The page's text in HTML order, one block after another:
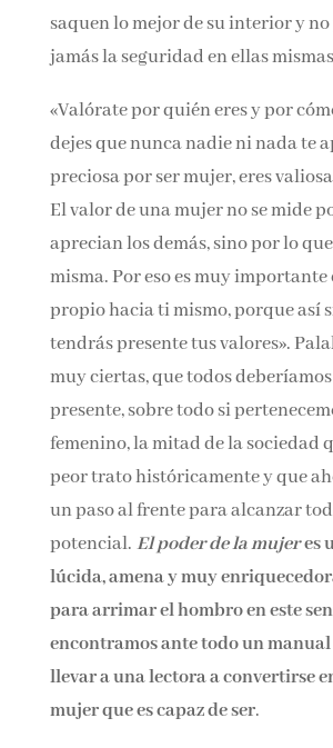
lectoras saquen lo mejor de su
pierdan jamás la seguridad en ellas
«Valórate por quién eres y por
dejes que nunca nadie ni nada te
preciosa por ser mujer, eres
grandiosa. El valor de una mujer
por lo que aprecian los demás,
se ame ella misma. Por eso es muy
el amor propio hacia ti mismo,
siempre tendrás presente tus
Palabras bellas y muy ciertas, que
deberíamos tener presente, sobre
pertenecemos al universo
de la sociedad que ha sufrido
históricamente y que ahora debe
al frente para alcanzar todo su
poder de la mujeres una obra
muy enriquecedora, que llega para
hombro en este sentido. Nos
todo un manual capaz de llevar a
convertirse en la bomba de mujer
Por favor, acepta lostérminos y
de privacidad